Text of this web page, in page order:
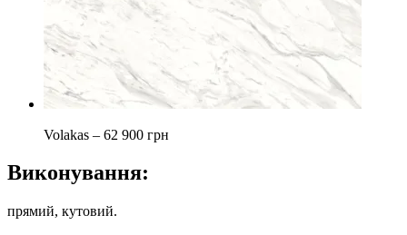
Volakas – 62 900 грн
Виконування:
прямий, кутовий.